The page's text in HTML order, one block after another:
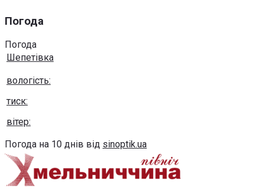
Погода
Погода
Шепетівка
вологість:
тиск:
вітер:
Погода на 10 днів від sinoptik.ua